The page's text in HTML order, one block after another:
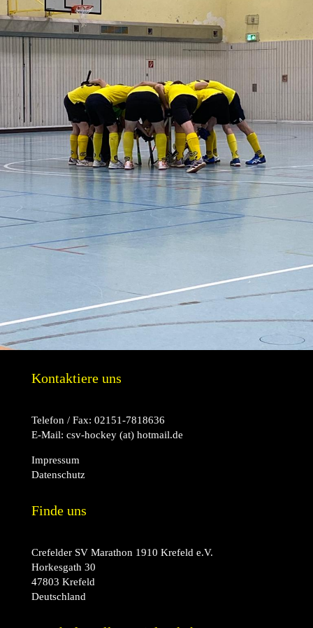
Kontaktiere uns
Telefon / Fax: 02151-7818636
E-Mail: csv-hockey (at) hotmail.de
Impressum
Datenschutz
Finde uns
Crefelder SV Marathon 1910 Krefeld e.V.
Horkesgath 30
47803 Krefeld
Deutschland